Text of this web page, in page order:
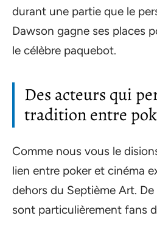
durant une partie que le
Dawson gagne ses places
le célèbre paquebot.
Des acteurs qui
tradition entre
Comme nous vous le
lien entre poker et cinéma
dehors du Septième Art.
sont particulièrement fans